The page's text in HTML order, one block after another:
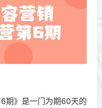
期》是一门为期60天的